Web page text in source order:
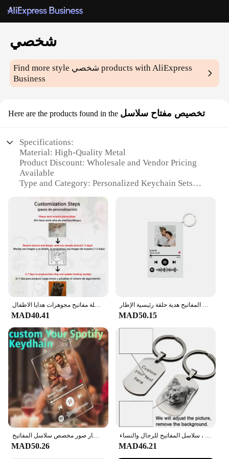
شخصي
Find more style شخصي products with AliExpress
Business
Here are the products found in the تخصيص مفتاح سلاسل
Specifications:
Material: High-Quality Metal
Product Discount: Wholesale and Vendor Pricing
Available
Type and Category: Personalized Keychain Sets
Engravings
Usage and Purpose: Securely Attaches Keys and
Valuables
Typical Adaptive Scenario: Ideal for Personal Use
or as a Gift
Shape or Size or Weight or Quantity: Comes in
Various Sizes and Quantities
Performance and Property: Durable and Long-
Features:
|شخصي|
**Durable and Personalized**
Crafted from robust metal, these personalized
keychain sets are designed to withstand the rigors
of daily use. Each set is customizable, allowing you
to engrave a special message, name, or logo to make
it uniquely yours. Whether you're looking for a
stylish accessory or a practical solution to keep
your keys organized, these keychains are perfect for
a variety of uses.
**Versatile and Convenient**
The versatility of these keychains extends beyond
تخصيص الأطفال رسم المفاتيح الاطفال الفني شخصية مخصصة صورة شعار سيارة كيرينغ سلسلة مفاتيح مجوهرات هدايا الاطفال
MAD40.41
شخصية سلسلة المفاتيح صور مخصصة أغنية اللوحة المفاتيح الاكريليك لوحة الموسيقى مع صورة المفاتيح هدية حلقة رئيسية الإطار Keyrings
MAD50.15
شخصية سبوتيفي المفاتيح الاكريليك الموسيقى أغنية اللوحة غلاف الألبوم صور المفاتيح هدية حلقة رئيسية إطار صور مخصص سلاسل المفاتيح
MAD50.26
شخصية صور المفاتيح محرك آمن ، مخصص صور زوجين المفاتيح هدية له ، الحيوانات الأليفة الهدايا التذكارية ، سلاسل المفاتيح للرجال والنساء
MAD46.21